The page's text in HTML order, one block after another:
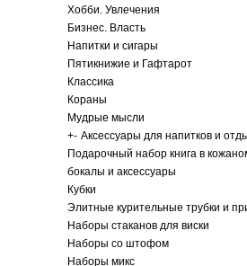
Хобби. Увлечения
Бизнес. Власть
Напитки и сигары
Пятикнижие и Гафтарот
Классика
Кораны
Мудрые мысли
+- Аксессуары для напитков и
Подарочный набор книга в
бокалы и аксессуары
Кубки
Элитные курительные трубки и
Наборы стаканов для виски
Наборы со штофом
Наборы микс